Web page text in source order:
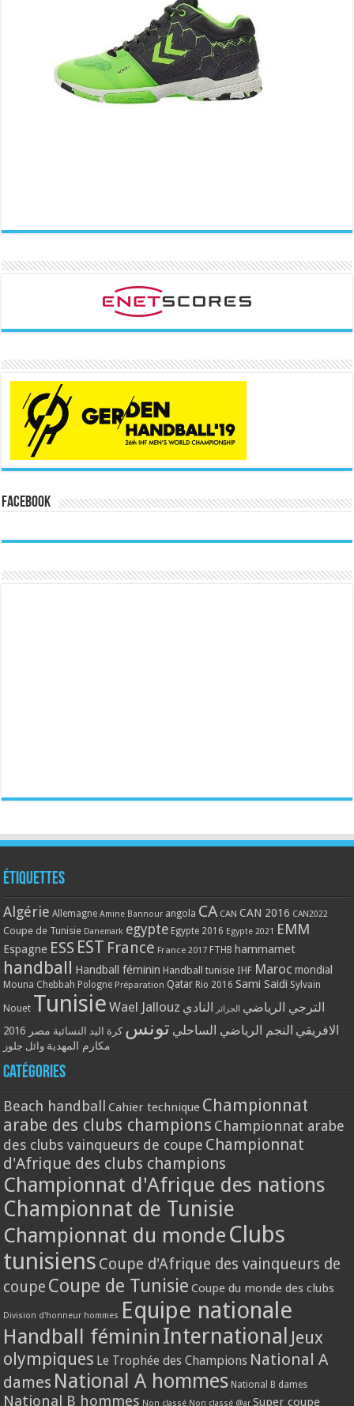
Facebook
Étiquettes
Algérie Allemagne Amine Bannour angola CA CAN CAN 2016 CAN2022
Coupe de Tunisie Danemark egypte Egypte 2016 Egypte 2021 EMM
Espagne ESS EST France France 2017 FTHB hammamet
handball Handball féminin Handball tunisie IHF Maroc mondial
Mouna Chebbah Pologne Préparation Qatar Rio 2016 Sami Saidi Sylvain
Nouet Tunisie Wael Jallouz الترجي الرياضي الجزائر النادي
الافريقي النجم الرياضي الساحلي تونس كرة اليد النسائية مصر 2016
مكارم المهدية وائل جلوز
Catégories
Beach handball Cahier technique Championnat
arabe des clubs champions Championnat arabe
des clubs vainqueurs de coupe Championnat
d'Afrique des clubs champions
Championnat d'Afrique des nations
Championnat de Tunisie
Championnat du monde Clubs
tunisiens Coupe d'Afrique des vainqueurs de
coupe Coupe de Tunisie Coupe du monde des clubs
Division d'honneur hommes Equipe nationale
Handball féminin International Jeux
olympiques Le Trophée des Champions National A
dames National A hommes National B dames
National B hommes Non classé Non classé @ar Super coupe